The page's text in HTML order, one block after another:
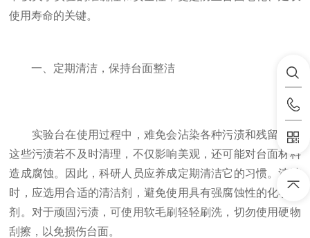
使用寿命的关键。
一、定期清洁，保持台面整洁
实验台在使用过程中，难免会沾染各种污渍和残留物。
这些污渍若不及时清理，不仅影响美观，还可能对台面材料
造成腐蚀。因此，科研人员应养成定期清洁它的习惯。清洁
时，应选用合适的清洁剂，避免使用具有强腐蚀性的化学试
剂。对于顽固污渍，可使用软毛刷轻轻刷洗，切勿使用硬物
刮擦，以免损伤台面。